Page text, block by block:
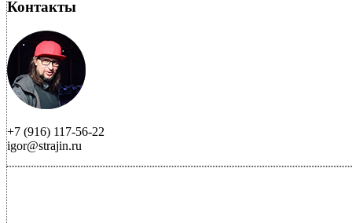
Контакты
+7 (916) 117-56-22
igor@strajin.ru